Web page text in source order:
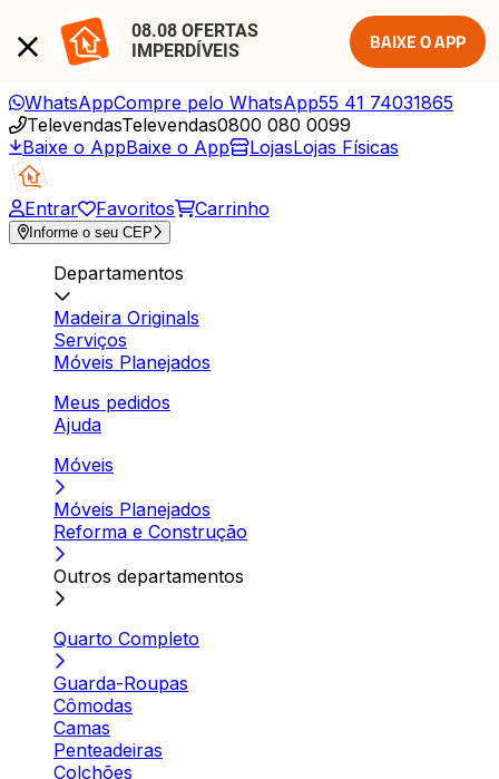
08.08 OFERTAS
IMPERDÍVEIS
BAIXE O APP
WhatsAppCompre pelo WhatsApp55 41 74031865
TelevendasTelevendas0800 080 0099
Baixe o AppBaixe o App LojasLojas Físicas
Entrar Favoritos Carrinho
Informe o seu CEP
Departamentos
Madeira Originals
Serviços
Móveis Planejados
Meus pedidos
Ajuda
Móveis
Móveis Planejados
Reforma e Construção
Outros departamentos
Quarto Completo
Guarda-Roupas
Cômodas
Camas
Penteadeiras
Colchões